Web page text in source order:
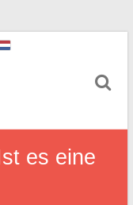
es eine